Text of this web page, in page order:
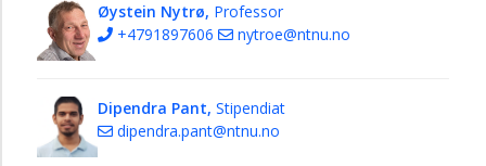
Øystein Nytrø, Professor
+4791897606
nytroe@ntnu.no
Dipendra Pant, Stipendiat
dipendra.pant@ntnu.no